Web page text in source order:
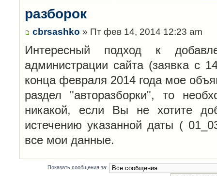
разборок
cbrsashko » Пт фев 14, 2014 12:23 am
Интересный подход к
администрации сайта (заявка с
конца февраля 2014 года мое
раздел "авторазборки", то
никакой, если Вы не хотите
истечению указанной даты (
все мои данные.
Показать сообщения за: